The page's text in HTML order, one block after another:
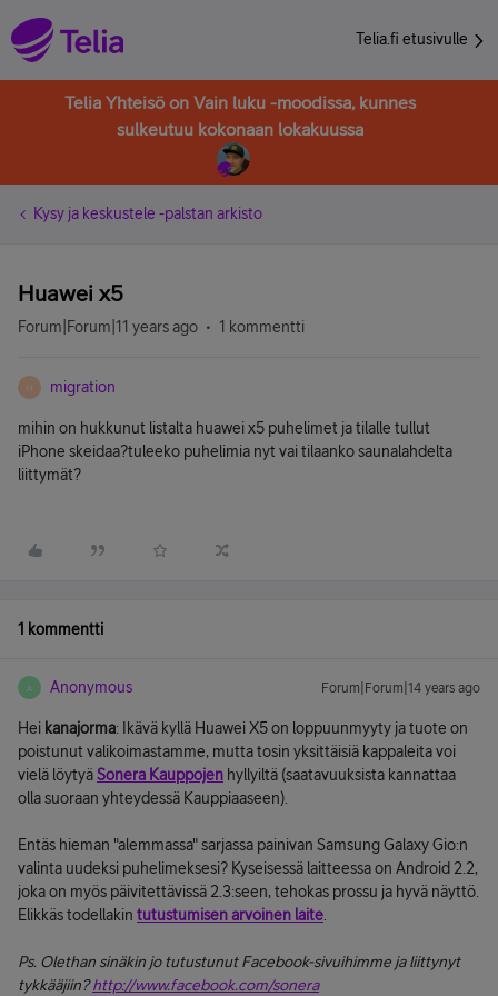
Telia.fi etusivulle
Telia Yhteisö on Vain luku -moodissa, kunnes
sulkeutuu kokonaan lokakuussa
Kysy ja keskustele -palstan arkisto
Huawei x5
Forum|Forum|11 years ago 1 kommentti
M migration
mihin on hukkunut listalta huawei x5 puhelimet ja tilalle tullut
iPhone skeidaa?tuleeko puhelimia nyt vai tilaanko saunalahdelta
liittymät?
1 kommentti
A Anonymous Forum|Forum|14 years ago
Hei kanajorma: Ikävä kyllä Huawei X5 on loppuunmyyty ja tuote on
poistunut valikoimastamme, mutta tosin yksittäisiä kappaleita voi
vielä löytyäSonera Kauppojen hyllyiltä (saatavuuksista kannattaa
olla suoraan yhteydessä Kauppiaaseen).
Entäs hieman "alemmassa" sarjassa painivan Samsung Galaxy Gio:n
valinta uudeksi puhelimeksesi? Kyseisessä laitteessa on Android 2.2,
joka on myös päivitettävissä 2.3:seen, tehokas prossu ja hyvä näyttö.
Elikkäs todellakin tutustumisen arvoinen laite
Ps. Olethan sinäkin jo tutustunut Facebook-sivuihimme ja liittynyt
tykkääjiin?http://www.facebook.com/sonera